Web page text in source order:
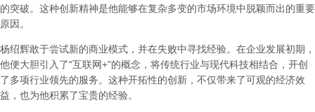
的突破。这种创新精神是他能够在复杂多变的市场环境中脱颖而出的重要
原因。
杨绍辉敢于尝试新的商业模式，并在失败中寻找经验。在企业发展初期，
他便大胆引入了“互联网+”的概念，将传统行业与现代科技相结合，开创
了多项行业领先的服务。这种开拓性的创新，不仅带来了可观的经济效
益，也为他积累了宝贵的经验。